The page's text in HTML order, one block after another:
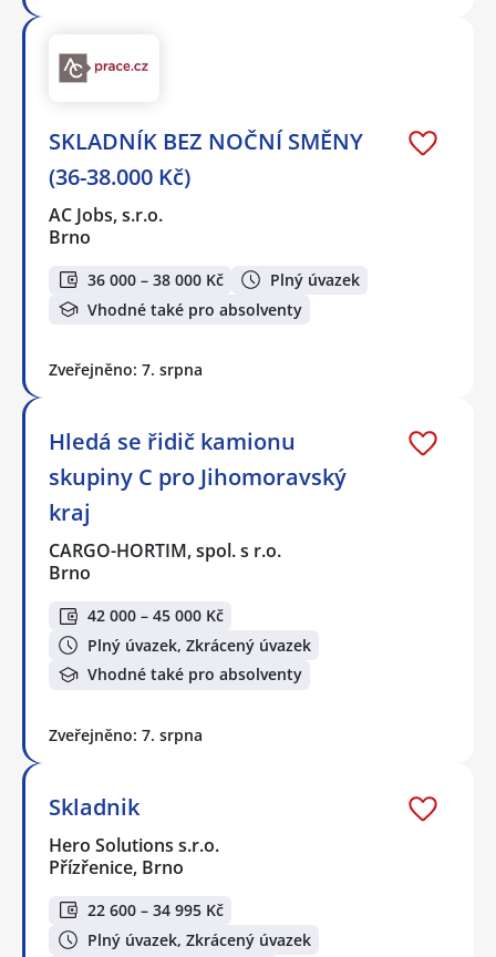
SKLADNÍK BEZ NOČNÍ SMĚNY
(36-38.000 Kč)
AC Jobs, s.r.o.
Brno
36 000 – 38 000 Kč
Plný úvazek
Vhodné také pro absolventy
Zveřejněno: 7. srpna
Hledá se řidič kamionu
skupiny C pro Jihomoravský
kraj
CARGO-HORTIM, spol. s r.o.
Brno
42 000 – 45 000 Kč
Plný úvazek, Zkrácený úvazek
Vhodné také pro absolventy
Zveřejněno: 7. srpna
Skladnik
Hero Solutions s.r.o.
Přízřenice, Brno
22 600 – 34 995 Kč
Plný úvazek, Zkrácený úvazek